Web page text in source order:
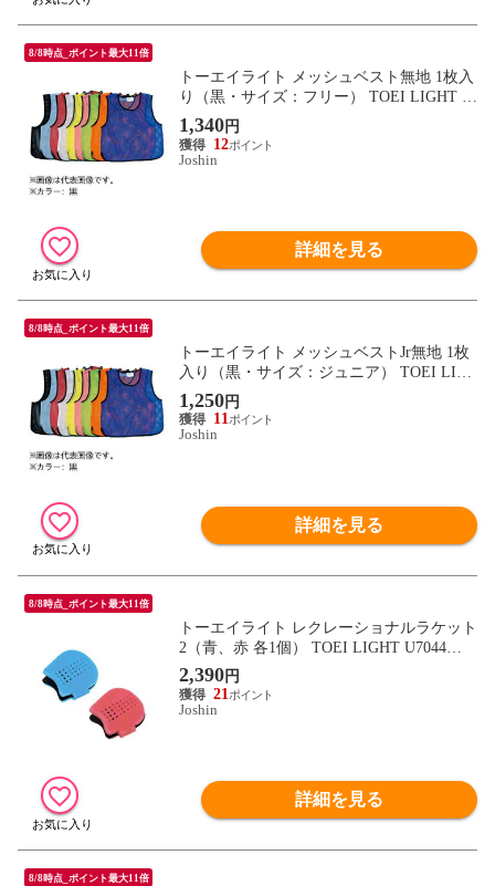
8/8時点_ポイント最大11倍
トーエイライト メッシュベスト無地 1枚入
り（黒・サイズ：フリー） TOEI LIGHT B
3467BL 【返品種別A】
1,340円
12
Joshin
詳細を見る
8/8時点_ポイント最大11倍
トーエイライト メッシュベストJr無地 1枚
入り（黒・サイズ：ジュニア） TOEI LIG
HT B3768BL 【返品種別A】
1,250円
11
Joshin
詳細を見る
8/8時点_ポイント最大11倍
トーエイライト レクレーショナルラケット
2（青、赤 各1個） TOEI LIGHT U7044
【返品種別A】
2,390円
21
Joshin
詳細を見る
8/8時点_ポイント最大11倍